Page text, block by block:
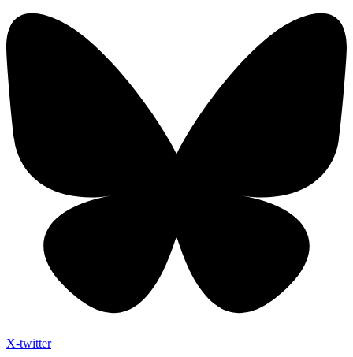
X-twitter